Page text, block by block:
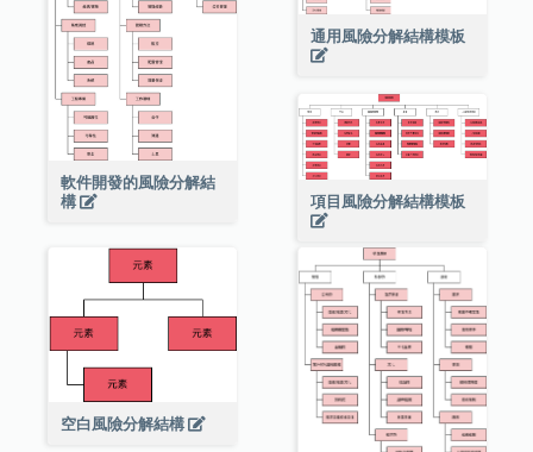
軟件開發的風險分解結
構
通用風險分解結構模板
項目風險分解結構模板
空白風險分解結構